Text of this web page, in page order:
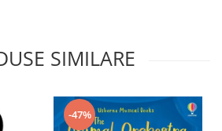
SIMILARE
-47%